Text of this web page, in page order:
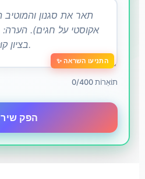
✨ התניעו השראה
0/400 תוֹאֵרוֹת
✨ הפק שיר